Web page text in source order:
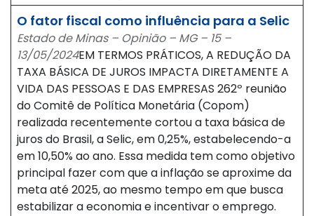
O fator fiscal como influência para a Selic
Estado de Minas – Opinião – MG – 15 –
13/05/2024EM TERMOS PRÁTICOS, A REDUÇÃO DA
TAXA BÁSICA DE JUROS IMPACTA DIRETAMENTE A
VIDA DAS PESSOAS E DAS EMPRESAS 262º reunião
do Comitê de Política Monetária (Copom)
realizada recentemente cortou a taxa básica de
juros do Brasil, a Selic, em 0,25%, estabelecendo-a
em 10,50% ao ano. Essa medida tem como objetivo
principal fazer com que a inflação se aproxime da
meta até 2025, ao mesmo tempo em que busca
estabilizar a economia e incentivar o emprego.